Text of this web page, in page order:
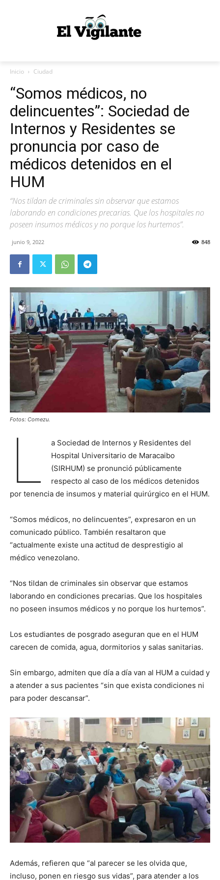
Inicio Ciudad
“Somos médicos, no
delincuentes”: Sociedad de
Internos y Residentes se
pronuncia por caso de
médicos detenidos en el
HUM
“Nos tildan de criminales sin observar que estamos
laborando en condiciones precarias. Que los hospitales no
poseen insumos médicos y no porque los hurtemos”.
junio 9, 2022 848
Fotos: Comezu.
L
a Sociedad de Internos y Residentes del
Hospital Universitario de Maracaibo
(SIRHUM) se pronunció públicamente
respecto al caso de los médicos detenidos
por tenencia de insumos y material quirúrgico en el HUM.
“Somos médicos, no delincuentes”, expresaron en un
comunicado público. También resaltaron que
“actualmente existe una actitud de desprestigio al
médico venezolano.
“Nos tildan de criminales sin observar que estamos
laborando en condiciones precarias. Que los hospitales
no poseen insumos médicos y no porque los hurtemos”.
Los estudiantes de posgrado aseguran que en el HUM
carecen de comida, agua, dormitorios y salas sanitarias.
Sin embargo, admiten que día a día van al HUM a cuidad y
a atender a sus pacientes “sin que exista condiciones ni
para poder descansar”.
Además, refieren que “al parecer se les olvida que,
incluso, ponen en riesgo sus vidas”, para atender a los